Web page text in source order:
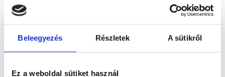
Beleegyezés Részletek A sütikről
Ez a weboldal sütiket használ
* Szakorvos jelölt (rezidens): általános orvosi oklevéllel rendelkező
orvos, aki jogszabályok szerinti szakorvosi szakképesítés
felelősséggel tartozik és azt közvetlenül felügyeli az egészségügyi
szolgáltató szakorvosa az első részvizsgáig, utána pedig a
szakorvosjelölt önállóan láthat el feladatokat. A foglaljorvost.hu